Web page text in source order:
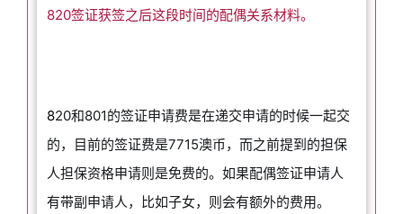
820签证获签之后这段时间的配偶关系材料。
820和801的签证申请费是在递交申请的时候一起交
的，目前的签证费是7715澳币，而之前提到的担保
人担保资格申请则是免费的。如果配偶签证申请人
有带副申请人，比如子女，则会有额外的费用。